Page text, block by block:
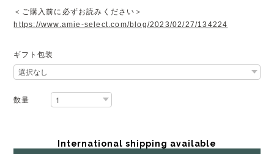
＜ご購入前に必ずお読みください＞
https://www.amie-select.com/blog/2023/02/27/134224
ギフト包装
数量
International shipping available